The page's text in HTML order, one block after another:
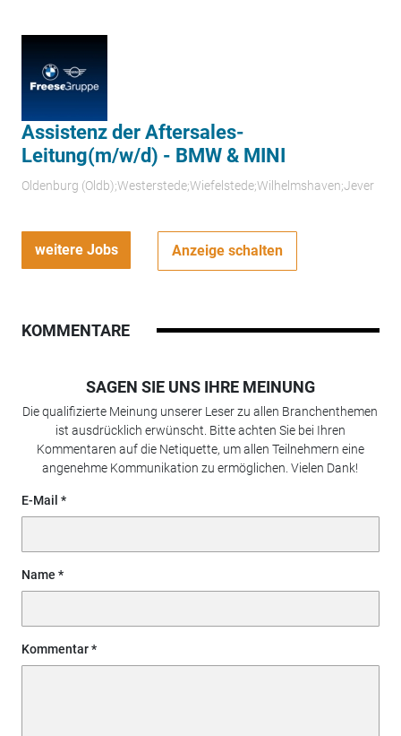
Assistenz der Aftersales-
Leitung(m/w/d) - BMW & MINI
Oldenburg (Oldb);Westerstede;Wiefelstede;Wilhelmshaven;Jever
weitere Jobs Anzeige schalten
KOMMENTARE
SAGEN SIE UNS IHRE MEINUNG
Die qualifizierte Meinung unserer Leser zu allen Branchenthemen
ist ausdrücklich erwünscht. Bitte achten Sie bei Ihren
Kommentaren auf die Netiquette, um allen Teilnehmern eine
angenehme Kommunikation zu ermöglichen. Vielen Dank!
E-Mail
Name
Kommentar